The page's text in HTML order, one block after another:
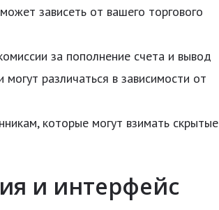
зависеть от вашего торгового
за пополнение счета и вывод
различаться в зависимости от
которые могут взимать скрытые
и интерфейс